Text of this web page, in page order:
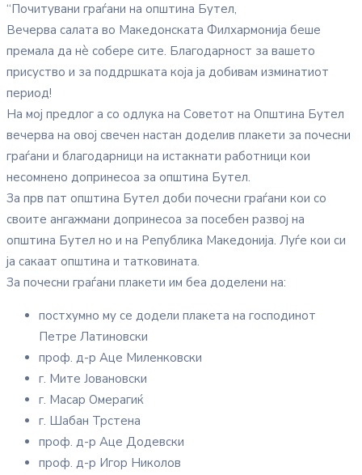
“Почитувани граѓани на општина Бутел,
Вечерва салата во Македонската Филхармонија беше
премала да нѐ собере сите. Благодарност за вашето
присуство и за поддршката која ја добивам изминатиот
период!
На мој предлог а со одлука на Советот на Општина Бутел
вечерва на овој свечен настан доделив плакети за почесни
граѓани и благодарници на истакнати работници кои
несомнено допринесоа за општина Бутел.
За прв пат општина Бутел доби почесни граѓани кои со
своите ангажмани допринесоа за посебен развој на
општина Бутел но и на Република Македонија. Луѓе кои си
ја сакаат општина и татковината.
За почесни граѓани плакети им беа доделени на:
постхумно му се додели плакета на господинот
Петре Латиновски
проф. д-р Аце Миленковски
г. Мите Јовановски
г. Масар Омерагиќ
г. Шабан Трстена
проф. д-р Аце Додевски
проф. д-р Игор Николов